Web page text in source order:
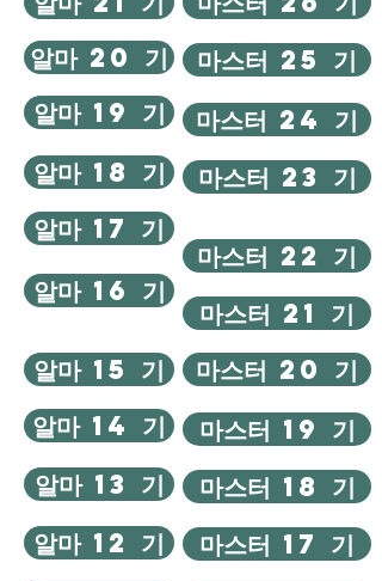
알마 20 기
알마 19 기
알마 18 기
알마 17 기
알마 16 기
알마 15 기
알마 14 기
알마 13 기
알마 12 기
마스터 25 기
마스터 24 기
마스터 23 기
마스터 22 기
마스터 21 기
마스터 20 기
마스터 19 기
마스터 18 기
마스터 17 기